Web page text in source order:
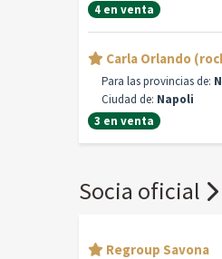
4 en venta
Carla Orlando
Para las provincias de:
Ciudad de: Napoli
3 en venta
Socia oficial
Regroup Savona